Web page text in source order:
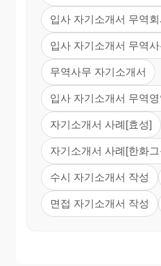
입사 자기소개서 무역
입사 자기소개서 무역사
무역사무 자기소개서
입사 자기소개서 무역영
자기소개서 사례[효성]
자기소개서 사례[한화그
수시 자기소개서 작성
면접 자기소개서 작성